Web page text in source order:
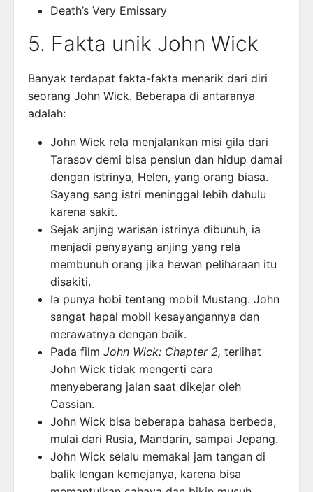
Death’s Very Emissary
5. Fakta unik John Wick
Banyak terdapat fakta-fakta menarik dari diri
seorang John Wick. Beberapa di antaranya
adalah:
John Wick rela menjalankan misi gila dari
Tarasov demi bisa pensiun dan hidup damai
dengan istrinya, Helen, yang orang biasa.
Sayang sang istri meninggal lebih dahulu
karena sakit.
Sejak anjing warisan istrinya dibunuh, ia
menjadi penyayang anjing yang rela
membunuh orang jika hewan peliharaan itu
disakiti.
Ia punya hobi tentang mobil Mustang. John
sangat hapal mobil kesayangannya dan
merawatnya dengan baik.
Pada film John Wick: Chapter 2, terlihat
John Wick tidak mengerti cara
menyeberang jalan saat dikejar oleh
Cassian.
John Wick bisa beberapa bahasa berbeda,
mulai dari Rusia, Mandarin, sampai Jepang.
John Wick selalu memakai jam tangan di
balik lengan kemejanya, karena bisa